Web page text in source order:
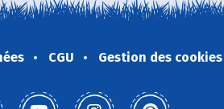
CGU Gestion des cookies